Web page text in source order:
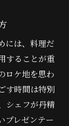
には、料理だ
することが重
ロケ地を思わ
す時間は特別
シェフが丹精
プレゼンテー